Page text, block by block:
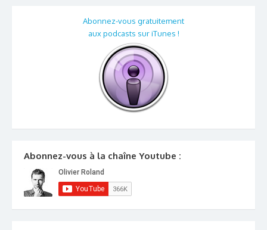
Abonnez-vous gratuitement
aux podcasts sur iTunes !
Abonnez-vous à la chaîne Youtube :